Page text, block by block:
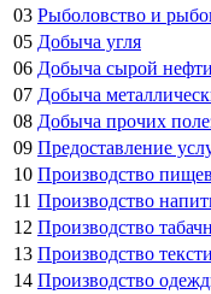
03 Рыболовство и
05 Добыча угля
06 Добыча сырой
07 Добыча
08 Добыча прочих
09 Предоставление
10 Производство
11 Производство
12 Производство
13 Производство
14 Производство